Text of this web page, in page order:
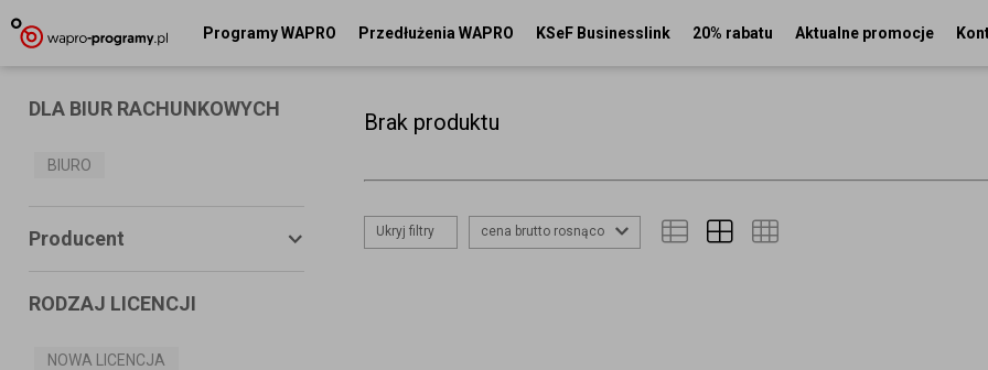
Programy WAPRO Przedłużenia WAPRO KSeF Businesslink 20% rabatu Aktualne promocje
DLA BIUR RACHUNKOWYCH
BIURO
Producent
S.A.
RODZAJ LICENCJI
NOWA LICENCJA
Brak produktu
Ukryj filtry cena brutto rosnąco